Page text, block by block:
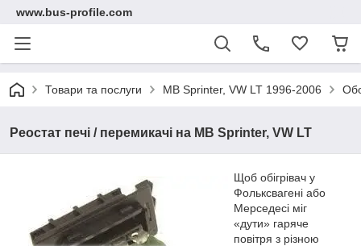
www.bus-profile.com
Товари та послуги MB Sprinter, VW LT 1996-2006
Реостат печі / перемикачі на MB Sprinter, VW LT
Щоб обігрівач у
Фольксвагені або
Мерседесі міг
«дути» гаряче
повітря з різною